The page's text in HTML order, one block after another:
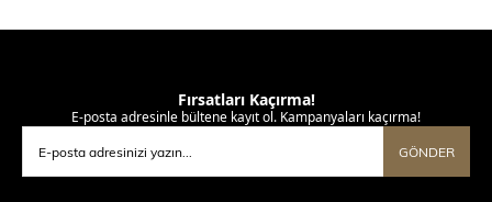
Fırsatları Kaçırma!
E-posta adresinle bültene kayıt ol. Kampanyaları kaçırma!
GÖNDER